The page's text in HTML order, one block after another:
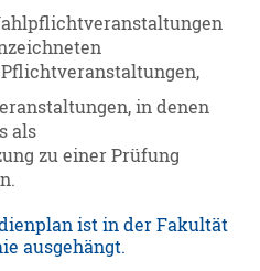
in denen
als
zu einer Prüfung
ist in der Fakultät
ausgehängt.